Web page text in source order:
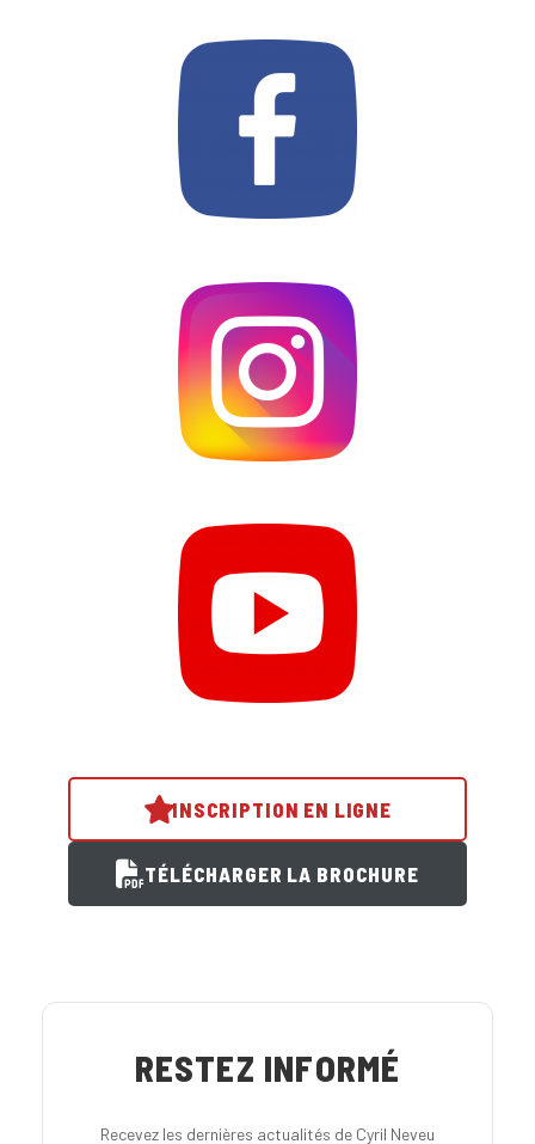
INSCRIPTION EN LIGNE
TÉLÉCHARGER LA BROCHURE
RESTEZ INFORMÉ
Recevez les dernières actualités de Cyril Neveu